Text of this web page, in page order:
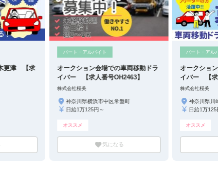
更津 【求
パート・アルバイト
オークション会場での車両移動ドラ
イバー 【求人番号OH2463】
株式会社桜美
神奈川県横浜市中区常盤町
日給1万125円～
オススメ
気になる
パート・アル
オークショ
イバー 【求
株式会社桜美
神奈川県川
日給1万125
オススメ